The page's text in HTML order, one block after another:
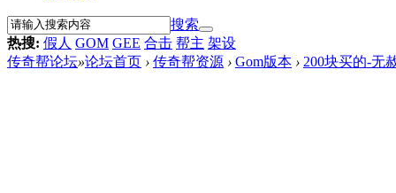
搜索
热搜: 假人 GOM GEE 合击 帮主 架设
传奇帮论坛»论坛首页 › 传奇帮资源 › Gom版本 › 200块买的-无